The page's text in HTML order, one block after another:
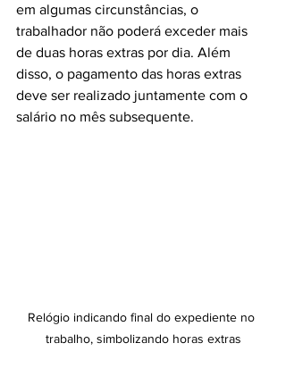
em algumas circunstâncias, o
trabalhador não poderá exceder mais
de duas horas extras por dia. Além
disso, o pagamento das horas extras
deve ser realizado juntamente com o
salário no mês subsequente.
Relógio indicando final do expediente no
trabalho, simbolizando horas extras